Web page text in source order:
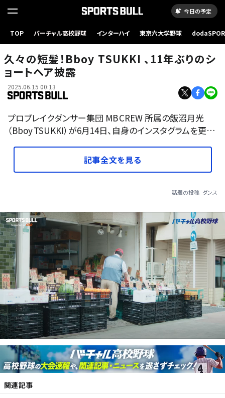
今日の予定
TOP バーチャル高校野球 インターハイ 東京六大学野球
久々の短髪！Bboy TSUKKI 、11年ぶりのシ
ョートヘア披露
2025.06.15 00:13
プロブレイクダンサー集団 MB CREW 所属の飯沼月光
（Bboy TSUKKI）が6月14日、自身のインスタグラムを更…
記事全文を見る
話題の投稿 ダンス
関連記事